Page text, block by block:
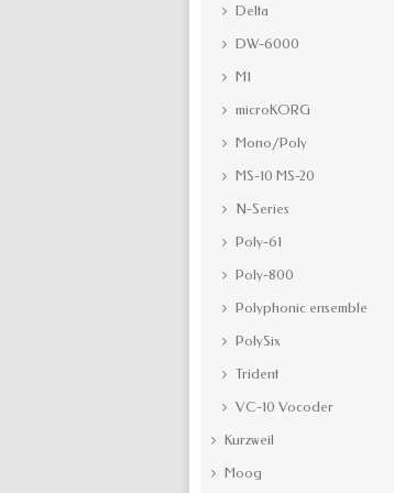
Delta
DW-6000
M1
microKORG
Mono/Poly
MS-10 MS-20
N-Series
Poly-61
Poly-800
Polyphonic ensemble
PolySix
Trident
VC-10 Vocoder
Kurzweil
Moog